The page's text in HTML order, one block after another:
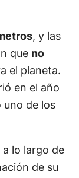
, y las
que no
el planeta.
en el año
uno de los
a lo largo de
de su